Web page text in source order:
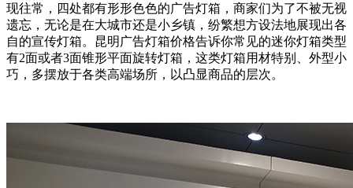
现往常，四处都有形形色色的广告灯箱，商家们为了不被无视
遗忘，无论是在大城市还是小乡镇，纷繁想方设法地展现出各
自的宣传灯箱。昆明广告灯箱价格告诉你常见的迷你灯箱类型
有2面或者3面锥形平面旋转灯箱，这类灯箱用材特别、外型小
巧，多摆放于各类高端场所，以凸显商品的层次。